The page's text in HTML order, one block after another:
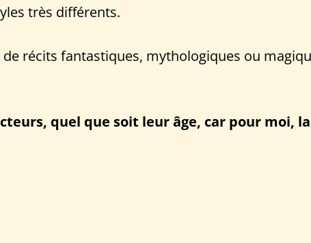
très différents.
récits fantastiques, mythologiques ou
quel que soit leur âge, car pour moi,